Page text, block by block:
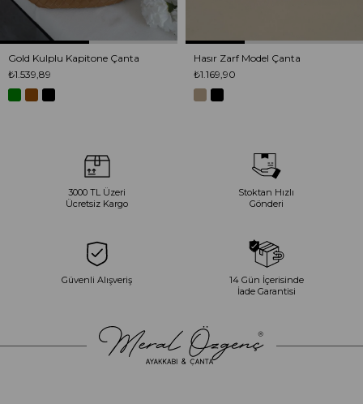
Gold Kulplu Kapitone Çanta
₺1.539,89
Hasır Zarf Model Çanta
₺1.169,90
3000 TL Üzeri
Ücretsiz Kargo
Stoktan Hızlı
Gönderi
Güvenli Alışveriş
14 Gün İçerisinde
İade Garantisi